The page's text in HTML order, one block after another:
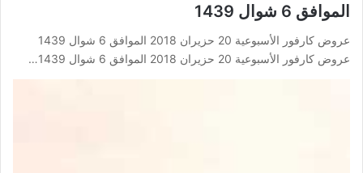
الموافق 6 شوال 1439
عروض كارفور الأسبوعية 20 حزيران 2018 الموافق 6 شوال 1439
عروض كارفور الأسبوعية 20 حزيران 2018 الموافق 6 شوال 1439…